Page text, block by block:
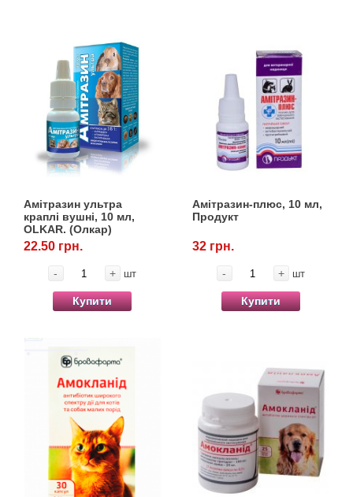
Амітразин ультра
краплі вушні, 10 мл,
OLKAR. (Олкар)
22.50 грн.
- + шт
Купити
Амітразин-плюс, 10 мл,
Продукт
32 грн.
- + шт
Купити